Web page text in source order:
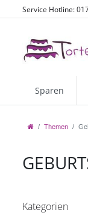
Service Hotline:
Sparen
Themen
Kategorien